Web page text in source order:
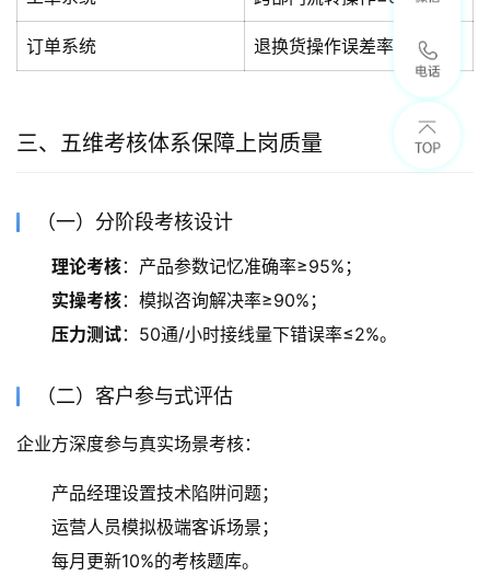
订单系统 退换货操作误差率≤0.5%
三、五维考核体系保障上岗质量
（一）分阶段考核设计
理论考核：产品参数记忆准确率≥95%；
实操考核：模拟咨询解决率≥90%；
压力测试：50通/小时接线量下错误率≤2%。
（二）客户参与式评估
企业方深度参与真实场景考核：
产品经理设置技术陷阱问题；
运营人员模拟极端客诉场景；
每月更新10%的考核题库。